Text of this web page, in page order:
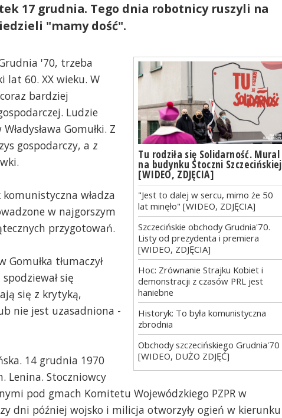
17 grudnia. Tego dnia robotnicy ruszyli na
"mamy dość".
Tu rodziła się Solidarność. Mural
na budynku Stoczni Szczecińskiej
[WIDEO, ZDJĘCIA]
"Jest to dalej w sercu, mimo że 50
lat minęło" [WIDEO, ZDJĘCIA]
Szczecińskie obchody Grudnia'70.
Listy od prezydenta i premiera
[WIDEO, ZDJĘCIA]
Hoc: Zrównanie Strajku Kobiet i
demonstracji z czasów PRL jest
haniebne
Historyk: To była komunistyczna
zbrodnia
Obchody szczecińskiego Grudnia'70
[WIDEO, DUŻO ZDJĘĆ]
'70, trzeba
lat 60. XX wieku. W
bardziej
Ludzie
Gomułki. Z
gospodarczy, a z
władza
w najgorszym
przygotowań.
Gomułka tłumaczył
się
się z krytyką,
nie jest uzasadniona -
14 grudnia 1970
Lenina. Stoczniowcy
pod gmach Komitetu Wojewódzkiego PZPR w
dni później wojsko i milicja otworzyły ogień w kierunku